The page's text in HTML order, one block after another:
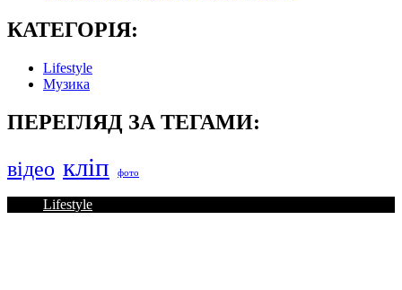
КАТЕГОРІЯ:
Lifestyle
Музика
ПЕРЕГЛЯД ЗА ТЕГАМИ:
відео кліп фото
Lifestyle